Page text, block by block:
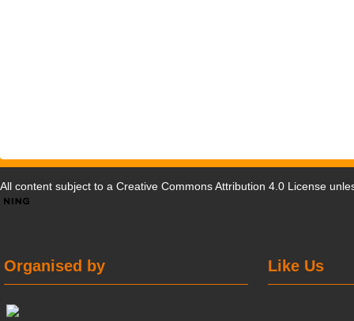
All content subject to a Creative Commons Attribution 4.0 License
Like Us
Organised by